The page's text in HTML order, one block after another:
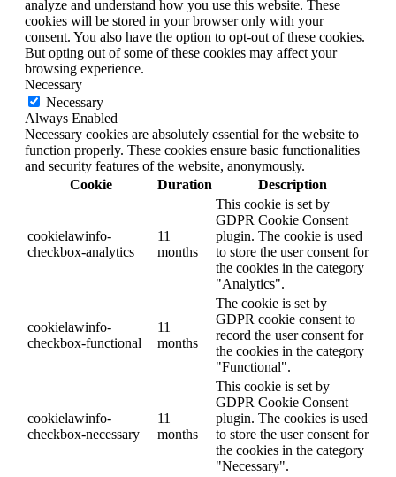
analyze and understand how you use this website. These
cookies will be stored in your browser only with your
consent. You also have the option to opt-out of these cookies.
But opting out of some of these cookies may affect your
browsing experience.
Necessary
Necessary
Always Enabled
Necessary cookies are absolutely essential for the website to
function properly. These cookies ensure basic functionalities
and security features of the website, anonymously.
Cookie
Duration Description
cookielawinfo-
checkbox-analytics
11
months
This cookie is set by
GDPR Cookie Consent
plugin. The cookie is used
to store the user consent for
the cookies in the category
"Analytics".
cookielawinfo-
checkbox-functional
11
months
The cookie is set by
GDPR cookie consent to
record the user consent for
the cookies in the category
"Functional".
cookielawinfo-
checkbox-necessary
11
months
This cookie is set by
GDPR Cookie Consent
plugin. The cookies is used
to store the user consent for
the cookies in the category
"Necessary".